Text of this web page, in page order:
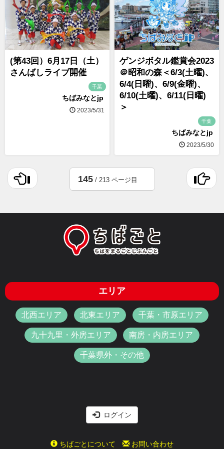
(第43回）6月17日（土）
さんばしライブ開催
千葉
ちばみなとjp
2023/5/31
ゲンジボタル鑑賞会2023
＠昭和の森＜6/3(土曜)、
6/4(日曜)、6/9(金曜)、
6/10(土曜)、6/11(日曜)
＞
千葉
ちばみなとjp
2023/5/30
145/ 213 ページ目
エリア
北西エリア 北東エリア 千葉・市原エリア
九十九里・外房エリア 南房・内房エリア
千葉県外・その他
ログイン
ちばごとについて お問い合わせ